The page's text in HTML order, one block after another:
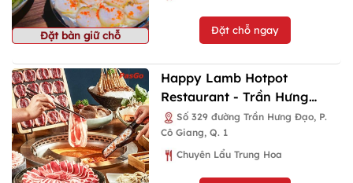
Đặt bàn giữ chỗ Đặt chỗ ngay
Happy Lamb Hotpot
Restaurant - Trần Hưng
ĐạoSố 329 đường Trần Hưng Đạo, P.
Cô Giang, Q. 1
Chuyên Lẩu Trung Hoa